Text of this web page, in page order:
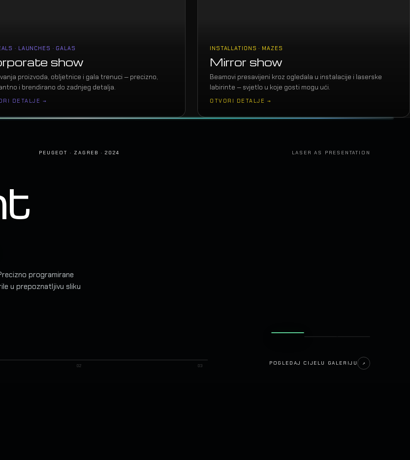
· LAUNCHES · GALAS
show
proizvoda, obljetnice i gala trenuci — precizno,
i brendirano do zadnjeg detalja.
DETALJE →
INSTALLATIONS · MAZES
Mirror show
Beamovi presavijeni kroz ogledala u instalacije i laserske
labirinte — svjetlo u koje gosti mogu ući.
OTVORI DETALJE →
PEUGEOT · ZAGREB · 2024 LASER AS PRESENTATION
programirane
u prepoznatljivu sliku
POGLEDAJ CIJELU GALERIJU ↗
02 03